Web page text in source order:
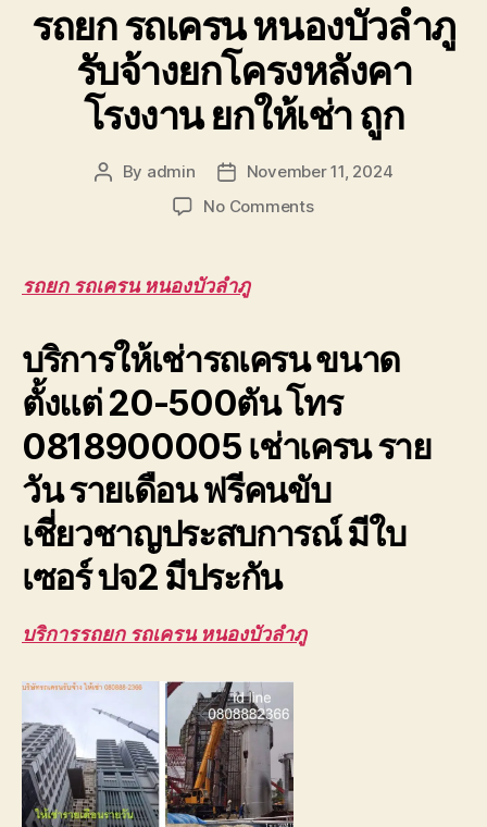
รถยก รถเครน หนองบัวลำภู
รับจ้างยกโครงหลังคา
โรงงาน ยกให้เช่า ถูก
Post
By admin
Post
date
November 11, 2024
No Commentson
ยก
โครง
หลังคา
โรงงาน
ยก
เช่า
ถูก
รถยก รถเครน หนองบัวลำภู
บริการให้เช่ารถเครน ขนาด
ตั้งแต่ 20-500ตัน โทร
0818900005 เช่าเครน ราย
วัน รายเดือน ฟรีคนขับ
เชี่ยวชาญประสบการณ์ มีใบ
เซอร์ ปจ2 มีประกัน
บริการรถยก รถเครน หนองบัวลำภู